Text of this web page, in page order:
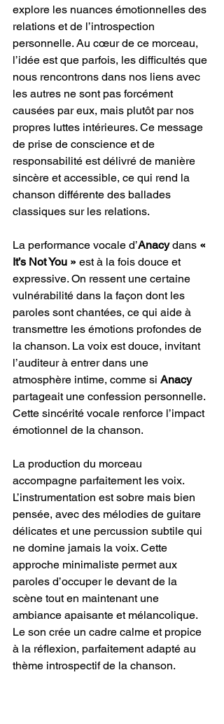
explore les nuances émotionnelles des
relations et de l’introspection
personnelle. Au cœur de ce morceau,
l’idée est que parfois, les difficultés que
nous rencontrons dans nos liens avec
les autres ne sont pas forcément
causées par eux, mais plutôt par nos
propres luttes intérieures. Ce message
de prise de conscience et de
responsabilité est délivré de manière
sincère et accessible, ce qui rend la
chanson différente des ballades
classiques sur les relations.
La performance vocale d’Anacy dans «
It’s Not You » est à la fois douce et
expressive. On ressent une certaine
vulnérabilité dans la façon dont les
paroles sont chantées, ce qui aide à
transmettre les émotions profondes de
la chanson. La voix est douce, invitant
l’auditeur à entrer dans une
atmosphère intime, comme si Anacy
partageait une confession personnelle.
Cette sincérité vocale renforce l’impact
émotionnel de la chanson.
La production du morceau
accompagne parfaitement les voix.
L’instrumentation est sobre mais bien
pensée, avec des mélodies de guitare
délicates et une percussion subtile qui
ne domine jamais la voix. Cette
approche minimaliste permet aux
paroles d’occuper le devant de la
scène tout en maintenant une
ambiance apaisante et mélancolique.
Le son crée un cadre calme et propice
à la réflexion, parfaitement adapté au
thème introspectif de la chanson.